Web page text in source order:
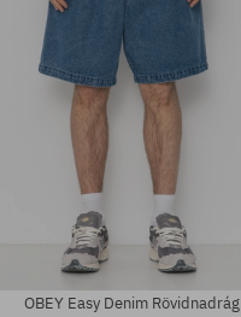
OBEY Easy Denim Rövidnadrág